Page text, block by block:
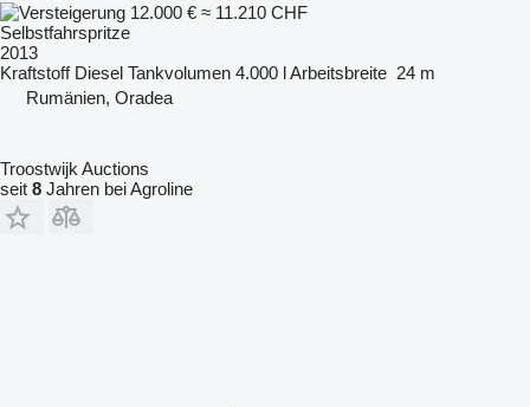
12.000 € ≈ 11.210 CHF
Selbstfahrspritze
2013
Kraftstoff Diesel Tankvolumen 4.000 lArbeitsbreite 24 m
Rumänien, Oradea
Troostwijk Auctions
seit 8 Jahren bei Agroline